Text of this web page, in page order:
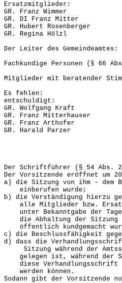
Ersatzmitglieder:
GR. Franz
GR. DI Franz
GR. Hubert
GR. Regina Hölzl
Der Leiter des Gemeindeamtes:
Fachkundige Personen (§ 66
Mitglieder mit beratender
Es fehlen:
GR. Wolfgang Kraft
GR. Franz Mitterhauser
GR. Franz Arthofer
GR. Harald Parzer
Der Schriftführer (§ 54 Abs. 2
Der Vorsitzende eröffnet um
a) die Sitzung von ihm - dem
einberufen wurde;
b) die Verständigung hierzu
alle Mitglieder bzw.
unter Bekanntgabe der
die Abhaltung der Sitzung
öffentlich kundgemacht
c) die Beschlussfähigkeit
d) dass die
Sitzung während der
gelegen ist, während der
diese Verhandlungsschrift
werden können.
Sodann gibt der Vorsitzende